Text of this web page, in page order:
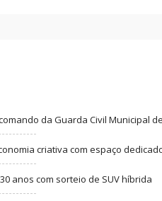
da Guarda Civil Municipal
criativa com espaço
anos com sorteio de SUV híbrida